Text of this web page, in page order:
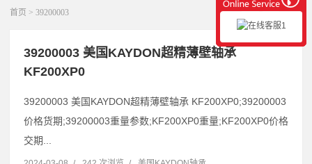
首页 > 39200003
39200003 美国KAYDON超精薄壁轴承
KF200XP0
39200003 美国KAYDON超精薄壁轴承 KF200XP0;39200003
价格货期;39200003重量参数;KF200XP0重量;KF200XP0价格
交期...